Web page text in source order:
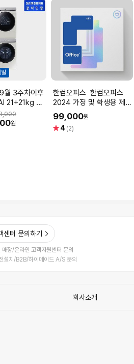
21+21kg 세
원
한컴오피스 한컴오피스
2024 가정 및 학생용 제품
키 배송형
99,000원
별 4 (2)
센터 문의하기
매장/온라인 고객지원센터 문의
설치/B2B/하이메이드 A/S 문의
회사소개